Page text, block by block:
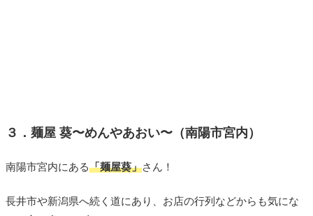
３．麺屋 葵〜めんやあおい〜（南陽市宮内）
南陽市宮内にある「麺屋葵」さん！
長井市や新潟県へ続く道にあり、お店の行列などからも気にな